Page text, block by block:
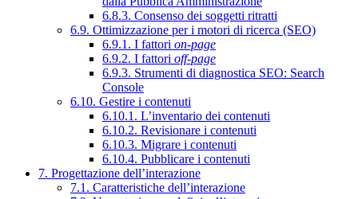
6.8.3. Consenso dei soggetti ritratti
6.9. Ottimizzazione per i motori di ricerca (SEO)
6.9.1. I fattori on-page
6.9.2. I fattori off-page
6.9.3. Strumenti di diagnostica SEO: Search
Console
6.10. Gestire i contenuti
6.10.1. L’inventario dei contenuti
6.10.2. Revisionare i contenuti
6.10.3. Migrare i contenuti
6.10.4. Pubblicare i contenuti
7. Progettazione dell’interazione
7.1. Caratteristiche dell’interazione